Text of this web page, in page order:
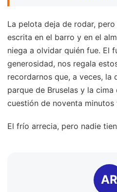
La pelota deja de rodar,
escrita en el barro y en el
niega a olvidar quién fue. El
generosidad, nos regala
recordarnos que, a veces, la
parque de Bruselas y la
cuestión de noventa
El frío arrecia, pero nadie
AR